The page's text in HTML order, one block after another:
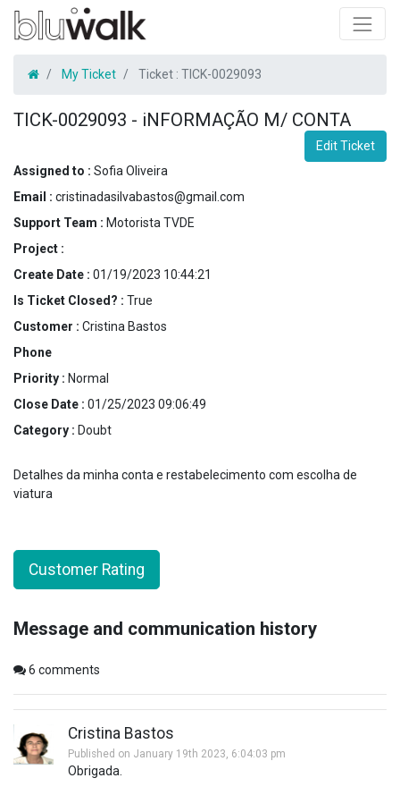
My Ticket Ticket : TICK-0029093
TICK-0029093 - iNFORMAÇÃO M/ CONTA
Edit Ticket
Assigned to : Sofia Oliveira
Email : cristinadasilvabastos@gmail.com
Support Team : Motorista TVDE
Project :
Create Date : 01/19/2023 10:44:21
Is Ticket Closed? : True
Customer : Cristina Bastos
Phone
Priority : Normal
Close Date : 01/25/2023 09:06:49
Category : Doubt
Detalhes da minha conta e restabelecimento com escolha de
viatura
Customer Rating
Message and communication history
6 comments
Cristina Bastos
Published on January 19th 2023, 6:04:03 pm
Obrigada.